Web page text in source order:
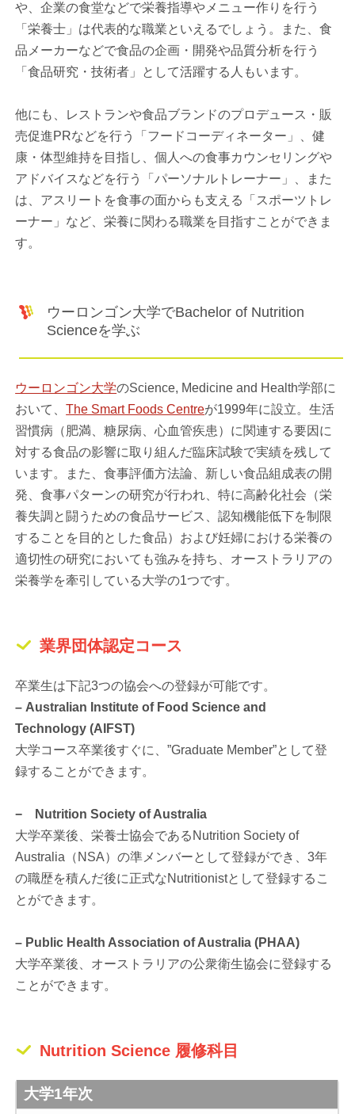
や、企業の食堂などで栄養指導やメニュー作りを行う
「栄養士」は代表的な職業といえるでしょう。また、食
品メーカーなどで食品の企画・開発や品質分析を行う
「食品研究・技術者」として活躍する人もいます。
他にも、レストランや食品ブランドのプロデュース・販
売促進PRなどを行う「フードコーディネーター」、健
康・体型維持を目指し、個人への食事カウンセリングや
アドバイスなどを行う「パーソナルトレーナー」、また
は、アスリートを食事の面からも支える「スポーツトレ
ーナー」など、栄養に関わる職業を目指すことができま
す。
ウーロンゴン大学でBachelor of Nutrition
Scienceを学ぶ
ウーロンゴン大学のScience, Medicine and Health学部に
おいて、The Smart Foods Centreが1999年に設立。生活
習慣病（肥満、糖尿病、心血管疾患）に関連する要因に
対する食品の影響に取り組んだ臨床試験で実績を残して
います。また、食事評価方法論、新しい食品組成表の開
発、食事パターンの研究が行われ、特に高齢化社会（栄
養失調と闘うための食品サービス、認知機能低下を制限
することを目的とした食品）および妊婦における栄養の
適切性の研究においても強みを持ち、オーストラリアの
栄養学を牽引している大学の1つです。
業界団体認定コース
卒業生は下記3つの協会への登録が可能です。
– Australian Institute of Food Science and
Technology (AIFST)
大学コース卒業後すぐに、”Graduate Member”として登
録することができます。
− Nutrition Society of Australia
大学卒業後、栄養士協会であるNutrition Society of
Australia（NSA）の準メンバーとして登録ができ、3年
の職歴を積んだ後に正式なNutritionistとして登録するこ
とができます。
– Public Health Association of Australia (PHAA)
大学卒業後、オーストラリアの公衆衛生協会に登録する
ことができます。
Nutrition Science 履修科目
大学1年次